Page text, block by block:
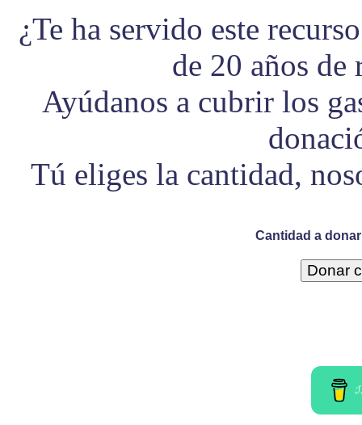
¿Te ha servido este
de 20 años
Ayúdanos a cubrir los
Tú eliges la cantidad,
Cantidad a